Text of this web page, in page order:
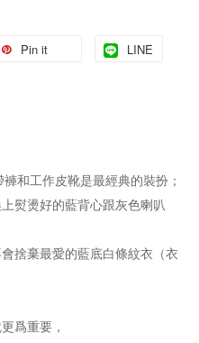
Pin it LINE
和工作皮靴是最經典的裝扮；
熨燙好的藍背心跟灰色喇叭
捨棄最愛的藍底白條紋衣（衣
爲重要，